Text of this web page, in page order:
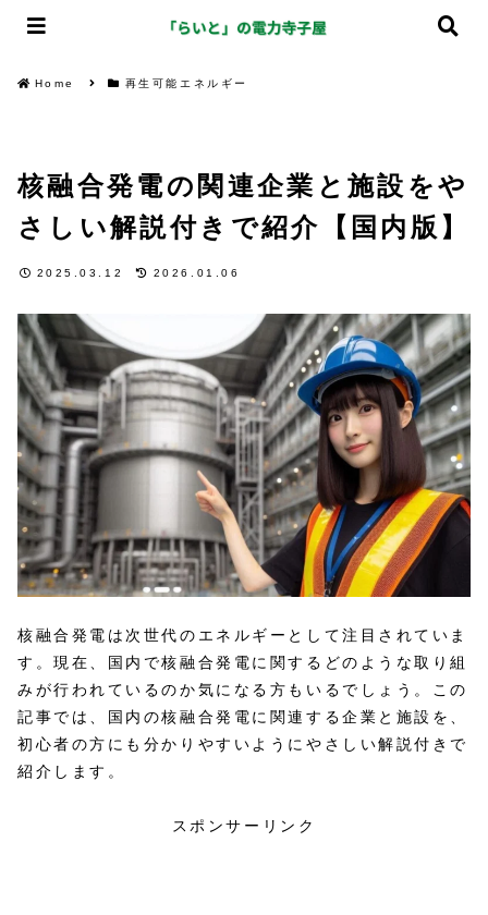
Home 再生可能エネルギー
核融合発電の関連企業と施設をや
さしい解説付きで紹介【国内版】
2025.03.12 2026.01.06
核融合発電は次世代のエネルギーとして注目されていま
す。現在、国内で核融合発電に関するどのような取り組
みが行われているのか気になる方もいるでしょう。この
記事では、国内の核融合発電に関連する企業と施設を、
初心者の方にも分かりやすいようにやさしい解説付きで
紹介します。
スポンサーリンク